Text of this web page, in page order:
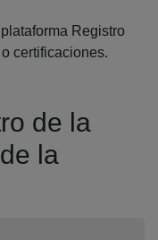
Registro
certificaciones.
de la
la